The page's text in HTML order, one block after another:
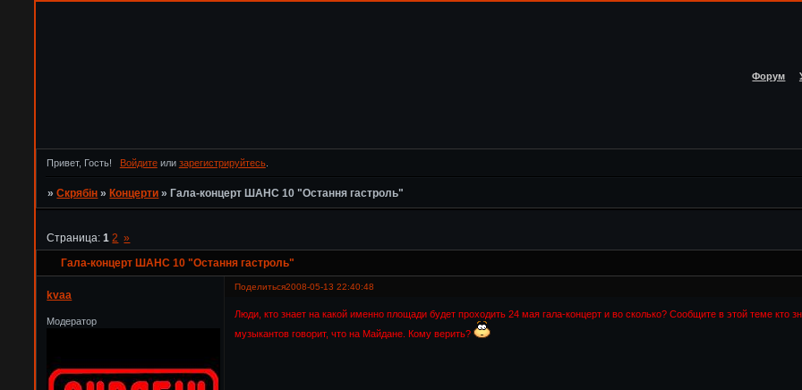
Форум
Привет, Гость! Войдитеили зарегистрируйтесь.
»Скрябін »Концерти »Гала-концерт ШАНС 10 "Остання гастроль"
Гала-концерт ШАНС 10 "Остання гастроль"
Страница:1 2 »
Поделиться2008-05-13 22:40:48
kvaa
Модератор
Люди, кто знает на какой именно площади будет проходить 24 мая гала-концерт и во сколько? Сообщите в этой теме
музыкантов говорит, что на Майдане. Кому верить?